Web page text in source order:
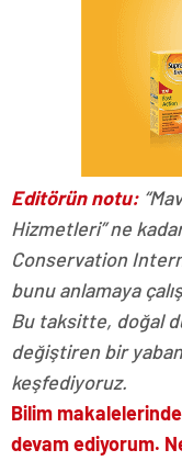
Editörün notu:
Hizmetleri” ne
Conservation
bunu anlamaya
Bu taksitte, doğal
değiştiren bir yaban
keşfediyoruz.
Bilim makalelerinde
devam ediyorum.